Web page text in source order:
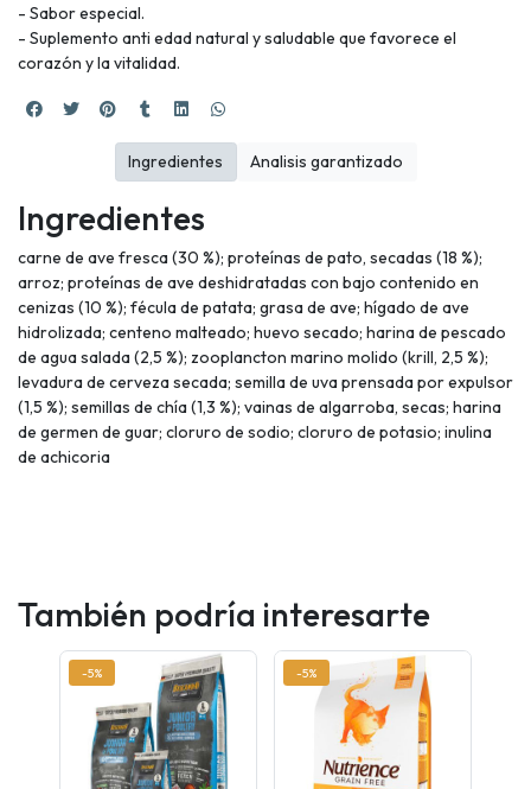
- Sabor especial.
- Suplemento anti edad natural y saludable que favorece el
corazón y la vitalidad.
Ingredientes
carne de ave fresca (30 %); proteínas de pato, secadas (18 %);
arroz; proteínas de ave deshidratadas con bajo contenido en
cenizas (10 %); fécula de patata; grasa de ave; hígado de ave
hidrolizada; centeno malteado; huevo secado; harina de pescado
de agua salada (2,5 %); zooplancton marino molido (krill, 2,5 %);
levadura de cerveza secada; semilla de uva prensada por expulsor
(1,5 %); semillas de chía (1,3 %); vainas de algarroba, secas; harina
de germen de guar; cloruro de sodio; cloruro de potasio; inulina
de achicoria
Ingredientes Analisis garantizado
También podría interesarte
-5% -5%